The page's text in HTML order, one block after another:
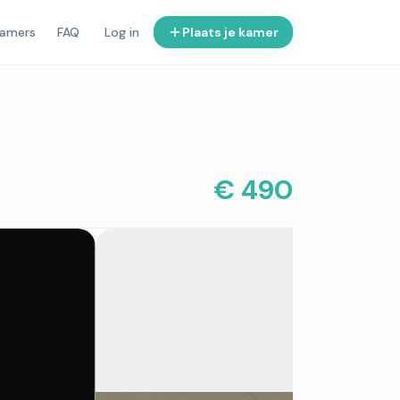
FAQ Log in Plaats je kamer
€ 490